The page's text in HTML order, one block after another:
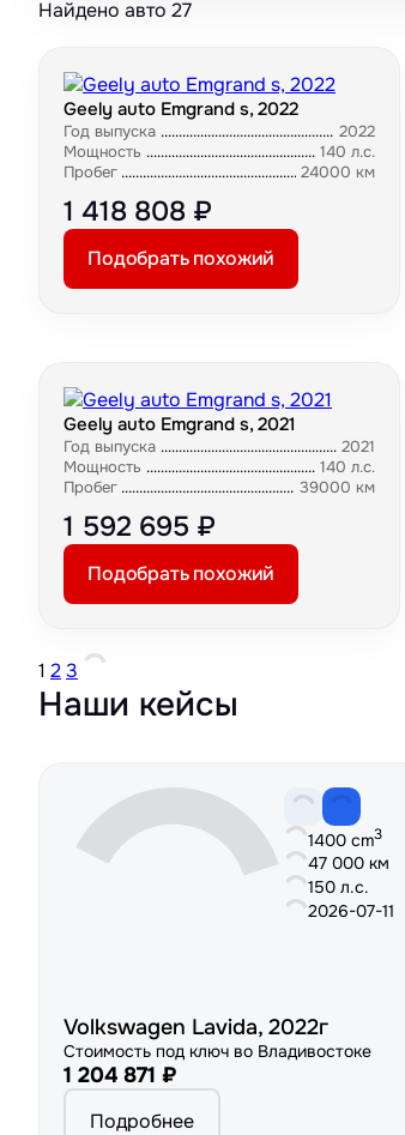
Найдено авто 27
Geely auto Emgrand s, 2022
Год выпуска
2022
Мощность
140 л.с.
Пробег
24000 км
1 418 808 ₽
Подобрать похожий
Geely auto Emgrand s, 2021
Год выпуска
2021
Мощность
140 л.с.
Пробег
39000 км
1 592 695 ₽
Подобрать похожий
1 23
Наши кейсы
1400 cm3
47 000 км
150 л.с.
2026-07-11
Volkswagen Lavida, 2022г
Стоимость под ключ во Владивостоке
1 204 871 ₽
Подробнее